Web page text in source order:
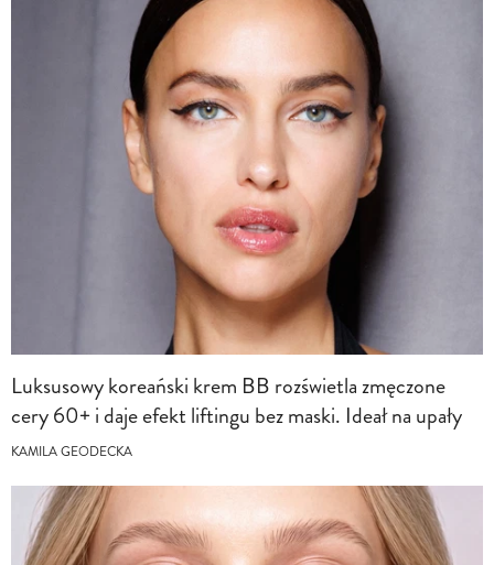
Luksusowy koreański krem BB rozświetla zmęczone
cery 60+ i daje efekt liftingu bez maski. Ideał na upały
KAMILA GEODECKA